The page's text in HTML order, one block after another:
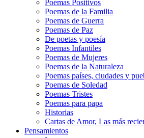
Poemas Positivos
Poemas de la Familia
Poemas de Guerra
Poemas de Paz
De poetas y poesía
Poemas Infantiles
Poemas de Mujeres
Poemas de la Naturaleza
Poemas países, ciudades y
Poemas de Soledad
Poemas Tristes
Poemas para papa
Historias
Cartas de Amor, Las más
Pensamientos